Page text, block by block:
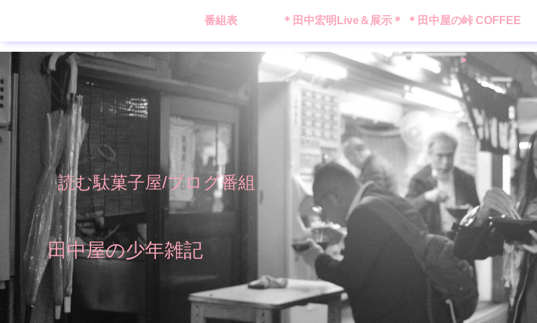
読む駄菓子屋/ブログ番組
田中屋の少年雑記
番組表 ＊田中宏明Live＆展示＊ ＊田中屋の峠 COFFEE
＊